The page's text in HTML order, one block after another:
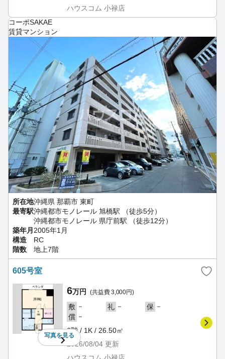
ハウスコム 小禄店
コーポSAKAE
賃貸マンション
所在地沖縄県 那覇市 東町
最寄駅沖縄都市モノレール 旭橋駅 （徒歩5分）
沖縄都市モノレール 県庁前駅 （徒歩12分）
築年月 2005年1月
構造
RC
階数
地上7階
605号室
写真を見る
6万円 (共益費 3,000円)
敷 － 礼 － 保 －
償 －
6階 / 1K / 26.50㎡
2026/08/04 更新